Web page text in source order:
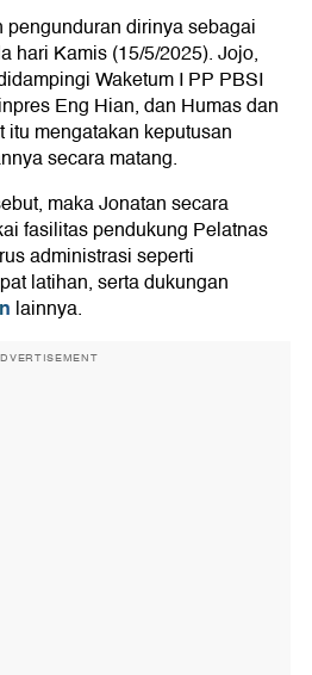
dirinya sebagai
hari Kamis (15/5/2025). Jojo,
Waketum I PP PBSI
Eng Hian, dan Humas dan
itu mengatakan keputusan
secara matang.
maka Jonatan secara
fasilitas pendukung Pelatnas
administrasi seperti
latihan, serta dukungan
lainnya.